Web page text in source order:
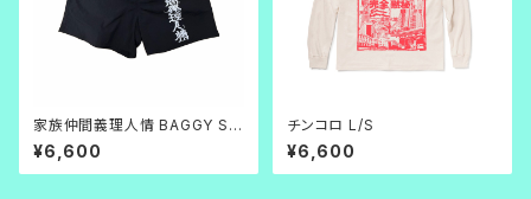
家族仲間義理人情 BAGGY SH
ORTS
¥6,600
チンコロ L/S
¥6,600